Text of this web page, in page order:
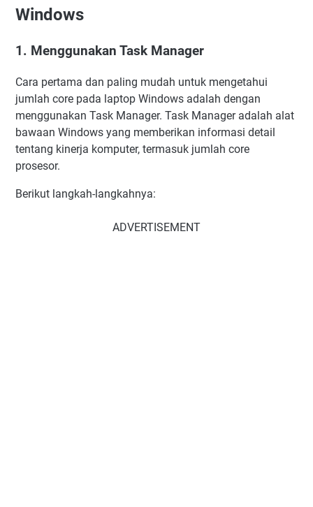
Windows
1. Menggunakan Task Manager
Cara pertama dan paling mudah untuk mengetahui
jumlah core pada laptop Windows adalah dengan
menggunakan Task Manager. Task Manager adalah alat
bawaan Windows yang memberikan informasi detail
tentang kinerja komputer, termasuk jumlah core
prosesor.
Berikut langkah-langkahnya:
ADVERTISEMENT